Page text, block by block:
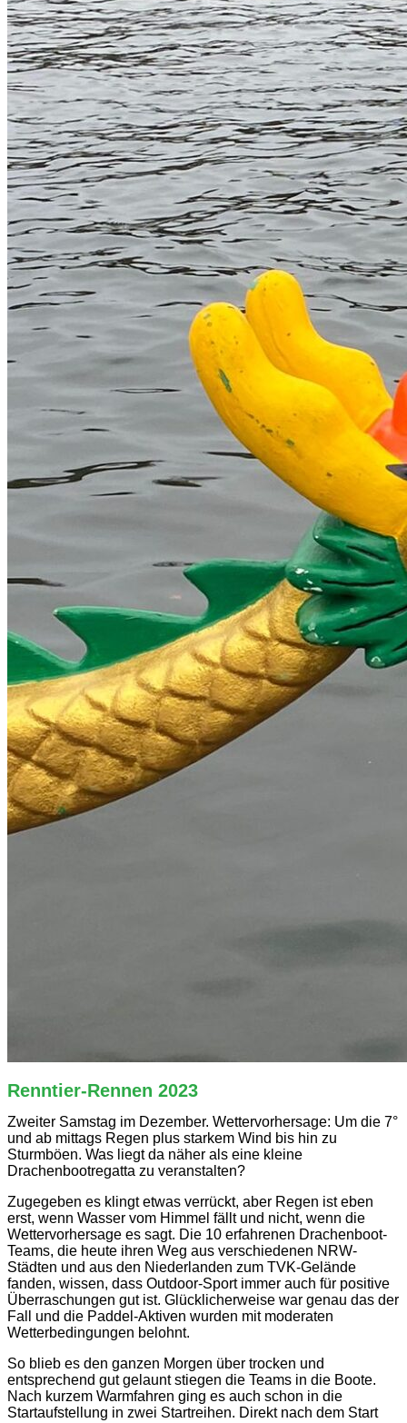
Renntier-Rennen 2023
Zweiter Samstag im Dezember. Wettervorhersage: Um die 7°
und ab mittags Regen plus starkem Wind bis hin zu
Sturmböen. Was liegt da näher als eine kleine
Drachenbootregatta zu veranstalten?
Zugegeben es klingt etwas verrückt, aber Regen ist eben
erst, wenn Wasser vom Himmel fällt und nicht, wenn die
Wettervorhersage es sagt. Die 10 erfahrenen Drachenboot-
Teams, die heute ihren Weg aus verschiedenen NRW-
Städten und aus den Niederlanden zum TVK-Gelände
fanden, wissen, dass Outdoor-Sport immer auch für positive
Überraschungen gut ist. Glücklicherweise war genau das der
Fall und die Paddel-Aktiven wurden mit moderaten
Wetterbedingungen belohnt.
So blieb es den ganzen Morgen über trocken und
entsprechend gut gelaunt stiegen die Teams in die Boote.
Nach kurzem Warmfahren ging es auch schon in die
Startaufstellung in zwei Startreihen. Direkt nach dem Start